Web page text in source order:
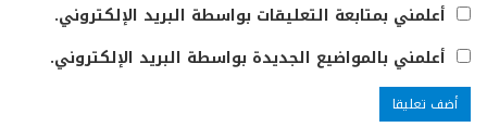
أعلمني بمتابعة التعليقات بواسطة البريد الإلكتروني.
أعلمني بالمواضيع الجديدة بواسطة البريد الإلكتروني.